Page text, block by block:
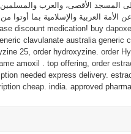
المسجد الأقصى، والعرب
العربية والإسلامية بما أوتوا
clavulanate australia generic
25, order hydroxyzine. order
amoxil . top offering, order
needed express delivery.
cheap. india. approved